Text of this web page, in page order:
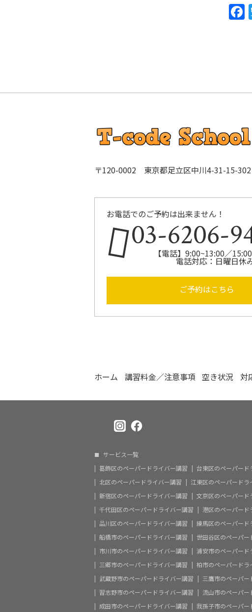
k
〒120-0002 東京都足立区中川4-31-15-302
お電話でのご予約は出来ません！
03-6206-
【電話】9:00~13:00／
電話対応：日曜日休
ご予約はこちら
ホーム 講習料金／注意事項 空き状況 対
サービス一覧
葛飾区のペーパードライバー講習
台東区のペーパード
北区のペーパードライバー講習
江東区のペーパードラ
新宿区のペーパードライバー講習
文京区のペーパード
千代田区のペーパードライバー講習
港区のペーパード
品川区のペーパードライバー講習
練馬区のペーパード
船橋市のペーパードライバー講習
世田谷区のペーパー
市川市のペーパードライバー講習
浦安市のペーパード
三郷市のペーパードライバー講習
柏市のペーパードラ
武蔵野市のペーパードライバー講習
三鷹市のペーパー
習志野市のペーパードライバー講習
流山市のペーパー
成田市のペーパードライバー講習
我孫子市のペーパー